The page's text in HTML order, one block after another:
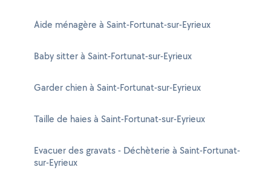
Aide ménagère à Saint-Fortunat-sur-Eyrieux
Baby sitter à Saint-Fortunat-sur-Eyrieux
Garder chien à Saint-Fortunat-sur-Eyrieux
Taille de haies à Saint-Fortunat-sur-Eyrieux
Evacuer des gravats - Déchèterie à Saint-Fortunat-
sur-Eyrieux